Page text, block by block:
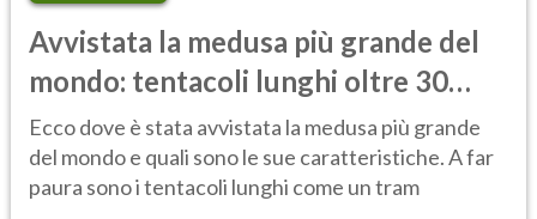
Avvistata la medusa più grande del
mondo: tentacoli lunghi oltre 30
metri, più di un tram cittadino
Ecco dove è stata avvistata la medusa più grande
del mondo e quali sono le sue caratteristiche. A far
paura sono i tentacoli lunghi come un tram